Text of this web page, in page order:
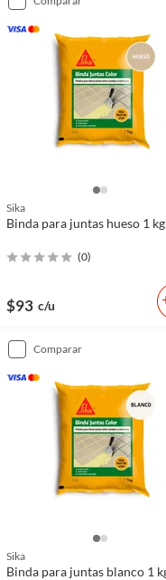
Sika
Binda para juntas hueso 1 kg
(0)
$93 c/u
comparar
Sika
Binda para juntas blanco 1